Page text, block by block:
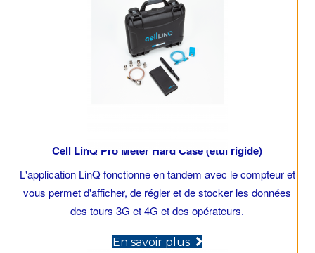
Cell LinQ Pro Meter Hard Case (étui rigide)
L'application LinQ fonctionne en tandem avec le compteur et
vous permet d'afficher, de régler et de stocker les données
des tours 3G et 4G et des opérateurs.
En savoir plus (opens in new tab)